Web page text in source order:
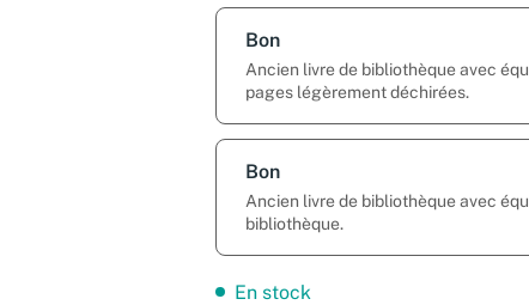
Bon
Ancien livre de bibliothèque avec
pages légèrement déchirées.
Bon
Ancien livre de bibliothèque avec
bibliothèque.
En stock